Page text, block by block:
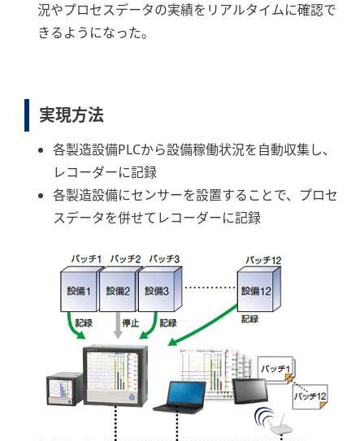
況やプロセスデータの実績をリアルタイムに確認で
きるようになった。
実現方法
各製造設備PLCから設備稼働状況を自動収集し、
レコーダーに記録
各製造設備にセンサーを設置することで、プロセ
スデータを併せてレコーダーに記録